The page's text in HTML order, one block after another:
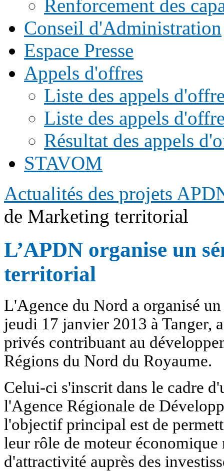
Renforcement des
Conseil d'Administration
Espace Presse
Appels d'offres
Liste des appels
Liste des appels
Résultat des appels
STAVOM
Actualités des projets
de Marketing territorial
L’APDN organise un
territorial
L'Agence du Nord a organisé
jeudi 17 janvier 2013 à Tanger,
privés contribuant au
Régions du Nord du Royaume.
Celui-ci s'inscrit dans le cadre
l'Agence Régionale de
l'objectif principal est de
leur rôle de moteur
d'attractivité auprès des